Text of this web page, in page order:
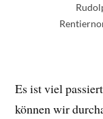
Es ist viel
können wir